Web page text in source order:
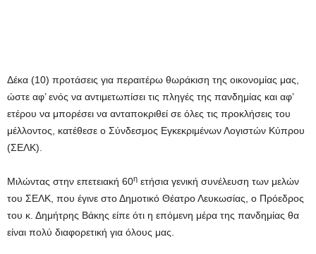
Δέκα (10) προτάσεις για περαιτέρω θωράκιση της οικονομίας μας,
ώστε αφ’ ενός να αντιμετωπίσει τις πληγές της πανδημίας και αφ’
ετέρου να μπορέσει να ανταποκριθεί σε όλες τις προκλήσεις του
μέλλοντος, κατέθεσε ο Σύνδεσμος Εγκεκριμένων Λογιστών Κύπρου
(ΣΕΛΚ).
Μιλώντας στην επετειακή 60η ετήσια γενική συνέλευση των μελών
του ΣΕΛΚ, που έγινε στο Δημοτικό Θέατρο Λευκωσίας, ο Πρόεδρος
του κ. Δημήτρης Βάκης είπε ότι η επόμενη μέρα της πανδημίας θα
είναι πολύ διαφορετική για όλους μας.